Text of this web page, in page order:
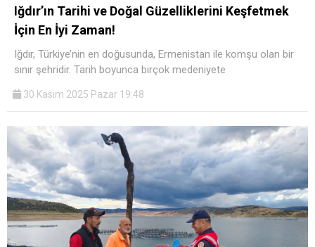
Iğdır’ın Tarihi ve Doğal Güzelliklerini Keşfetmek
İçin En İyi Zaman!
Iğdır, Türkiye’nin en doğusunda, Ermenistan ile komşu olan bir
sınır şehridir. Tarih boyunca birçok medeniyete
30 Kasım 2025 Pazar 19:48